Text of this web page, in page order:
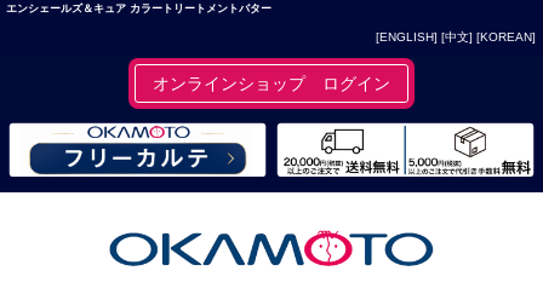
エンシェールズ＆キュア カラートリートメントバター
[ENGLISH] [中文] [KOREAN]
オンラインショップ ログイン